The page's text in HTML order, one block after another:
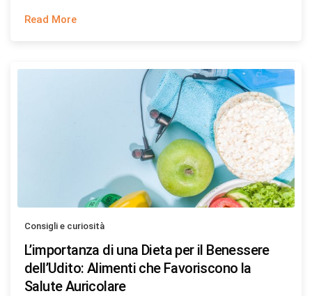
Read More
Consigli e curiosità
L’importanza di una Dieta per il Benessere
dell’Udito: Alimenti che Favoriscono la
Salute Auricolare